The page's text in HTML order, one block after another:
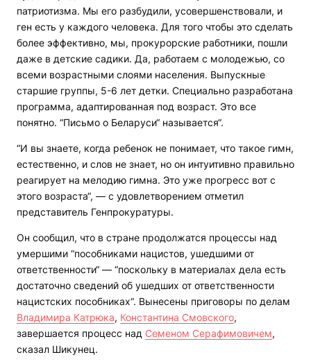
патриотизма. Мы его разбудили, усовершенствовали, и
ген есть у каждого человека. Для того чтобы это сделать
более эффективно, мы, прокурорские работники, пошли
даже в детские садики. Да, работаем с молодежью, со
всеми возрастными слоями населения. Выпускные
старшие группы, 5-6 лет детки. Специально разработана
программа, адаптированная под возраст. Это все
понятно. “Письмо о Беларуси“ называется“.
“И вы знаете, когда ребенок не понимает, что такое гимн,
естественно, и слов не знает, но он интуитивно правильно
реагирует на мелодию гимна. Это уже прогресс вот с
этого возраста“, — с удовлетворением отметил
представитель Генпрокуратуры.
Он сообщил, что в стране продолжатся процессы над
умершими “пособниками нацистов, ушедшими от
ответственности“ — “поскольку в материалах дела есть
достаточно сведений об ушедших от ответственности
нацистских пособниках“. Вынесены приговоры по делам
Владимира Катрюка, Константина Смовского,
завершается процесс над Семеном Серафимовичем,
сказал Шикунец.